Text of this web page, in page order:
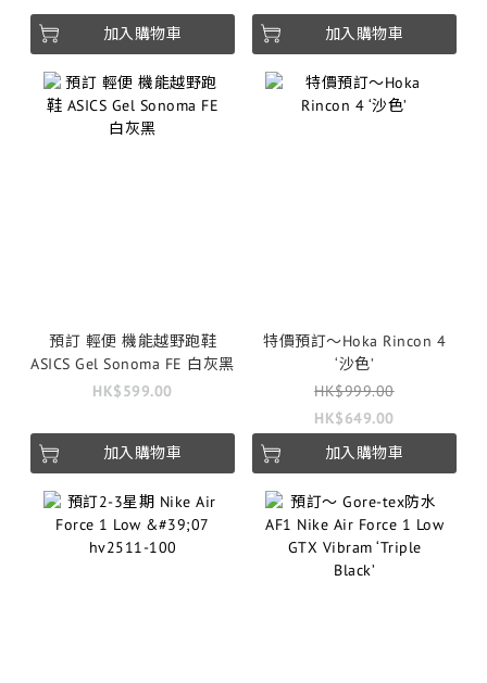
加入購物車 加入購物車
預訂 輕便 機能越野跑鞋
ASICS Gel Sonoma FE 白灰黑
HK$599.00
加入購物車
特價預訂～Hoka Rincon 4
‘沙色’
HK$999.00
HK$649.00
加入購物車